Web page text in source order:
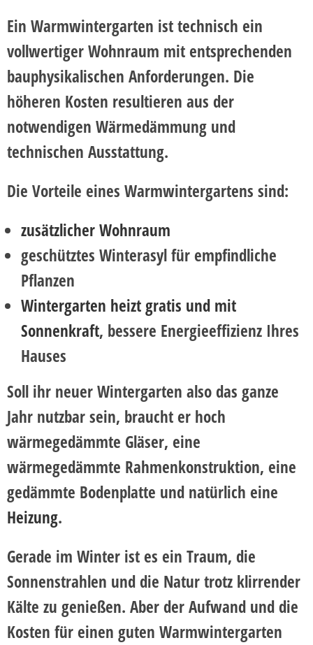
Ein Warmwintergarten ist technisch ein
vollwertiger Wohnraum mit entsprechenden
bauphysikalischen Anforderungen. Die
höheren Kosten resultieren aus der
notwendigen Wärmedämmung und
technischen Ausstattung.
Die Vorteile eines Warmwintergartens sind:
zusätzlicher Wohnraum
geschütztes Winterasyl für empfindliche
Pflanzen
Wintergarten heizt gratis und mit
Sonnenkraft, bessere Energieeffizienz Ihres
Hauses
Soll ihr neuer Wintergarten also das ganze
Jahr nutzbar sein, braucht er hoch
wärmegedämmte Gläser, eine
wärmegedämmte Rahmenkonstruktion, eine
gedämmte Bodenplatte und natürlich eine
Heizung.
Gerade im Winter ist es ein Traum, die
Sonnenstrahlen und die Natur trotz klirrender
Kälte zu genießen. Aber der Aufwand und die
Kosten für einen guten Warmwintergarten